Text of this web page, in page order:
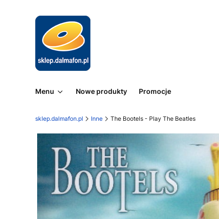
Menu Nowe produkty Promocje
sklep.dalmafon.pl Inne The Bootels - Play The Beatles